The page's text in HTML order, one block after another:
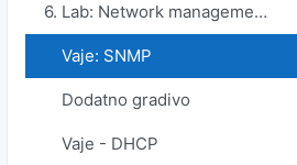
6. Lab: Network management
Vaje: SNMP
Dodatno gradivo
Vaje - DHCP